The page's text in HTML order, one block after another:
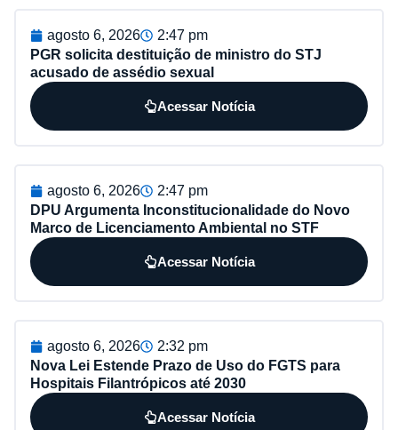
agosto 6, 2026
2:47 pm
PGR solicita destituição de ministro do STJ
acusado de assédio sexual
Acessar Notícia
agosto 6, 2026
2:47 pm
DPU Argumenta Inconstitucionalidade do Novo
Marco de Licenciamento Ambiental no STF
Acessar Notícia
agosto 6, 2026
2:32 pm
Nova Lei Estende Prazo de Uso do FGTS para
Hospitais Filantrópicos até 2030
Acessar Notícia